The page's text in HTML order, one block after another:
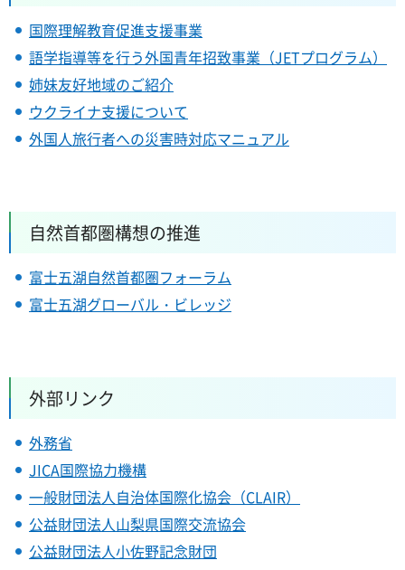
国際理解教育促進支援事業
語学指導等を行う外国青年招致事業（JETプログラム）
姉妹友好地域のご紹介
ウクライナ支援について
外国人旅行者への災害時対応マニュアル
自然首都圏構想の推進
富士五湖自然首都圏フォーラム
富士五湖グローバル・ビレッジ
外部リンク
外務省
JICA国際協力機構
一般財団法人自治体国際化協会（CLAIR）
公益財団法人山梨県国際交流協会
公益財団法人小佐野記念財団